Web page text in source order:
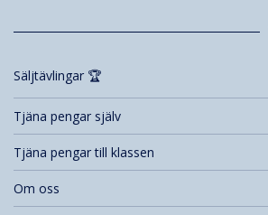
Säljtävlingar 🏆
Tjäna pengar själv
Tjäna pengar till klassen
Om oss